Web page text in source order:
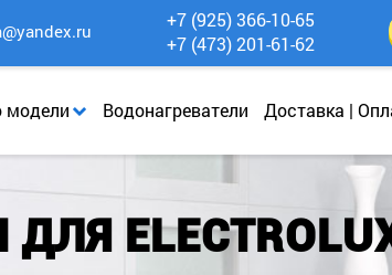
модели Водонагреватели Доставка |
+7 (925) 366-10-65
+7 (473) 201-61-62